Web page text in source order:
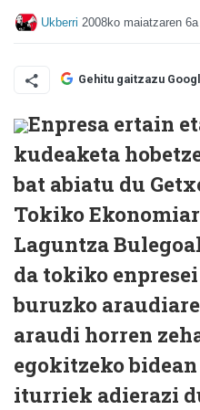
Ukberri 2008ko maiatzaren 6a
Gehitu gaitzazu
Enpresa ertain
kudeaketa
bat abiatu du
Tokiko
Laguntza
da tokiko
buruzko
araudi horren
egokitzeko
iturriek adierazi